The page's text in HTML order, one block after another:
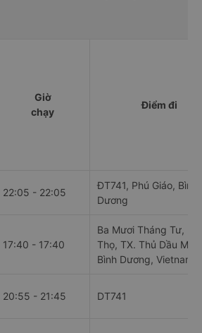
Giờ
chạy
Điểm đi
22:05 - 22:05
ĐT741, Phú Giáo, Bình
Dương
17:40 - 17:40
Ba Mươi Tháng Tư,
Thọ, TX. Thủ Dầu Một,
Bình Dương, Vietnam
20:55 - 21:45 DT741